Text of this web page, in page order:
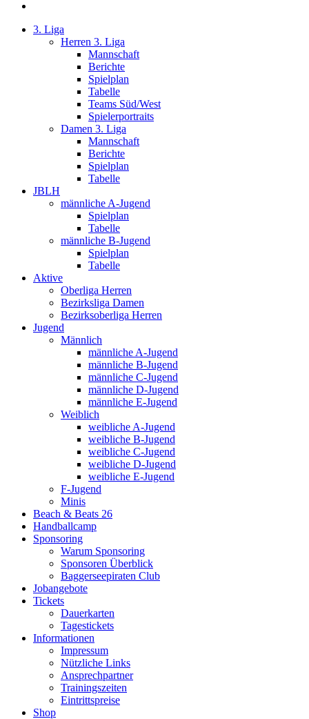
3. Liga
Herren 3. Liga
Mannschaft
Berichte
Spielplan
Tabelle
Teams Süd/West
Spielerportraits
Damen 3. Liga
Mannschaft
Berichte
Spielplan
Tabelle
JBLH
männliche A-Jugend
Spielplan
Tabelle
männliche B-Jugend
Spielplan
Tabelle
Aktive
Oberliga Herren
Bezirksliga Damen
Bezirksoberliga Herren
Jugend
Männlich
männliche A-Jugend
männliche B-Jugend
männliche C-Jugend
männliche D-Jugend
männliche E-Jugend
Weiblich
weibliche A-Jugend
weibliche B-Jugend
weibliche C-Jugend
weibliche D-Jugend
weibliche E-Jugend
F-Jugend
Minis
Beach & Beats 26
Handballcamp
Sponsoring
Warum Sponsoring
Sponsoren Überblick
Baggerseepiraten Club
Jobangebote
Tickets
Dauerkarten
Tagestickets
Informationen
Impressum
Nützliche Links
Ansprechpartner
Trainingszeiten
Eintrittspreise
Shop